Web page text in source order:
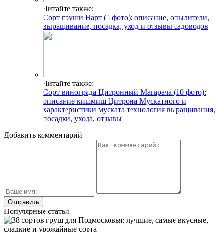
Читайте также:
Сорт груши Нарт (5 фото): описание, опылители,
выращивание, посадка, уход и отзывы садоводов
Читайте также:
Сорт винограда Цитронный Магарача (10 фото):
описание кишмиш Цитрона Мускатного и
характеристики муската технология выращивания,
посадки, ухода, отзывы
Добавить комментарий
Популярные статьи